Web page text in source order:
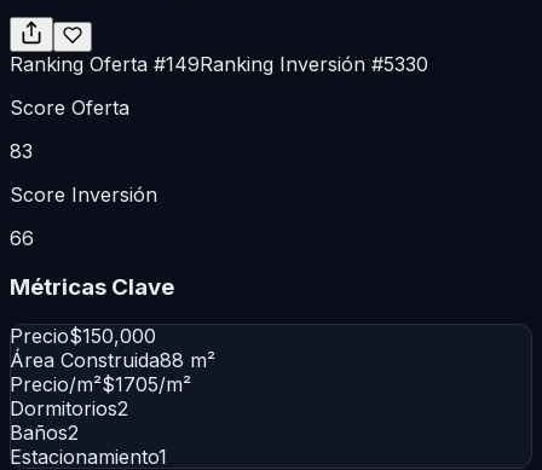
Ranking Oferta #149Ranking Inversión #5330
Score Oferta
83
Score Inversión
66
Métricas Clave
Precio$150,000
Área Construida88 m²
Precio/m²$1705/m²
Dormitorios2
Baños2
Estacionamiento1